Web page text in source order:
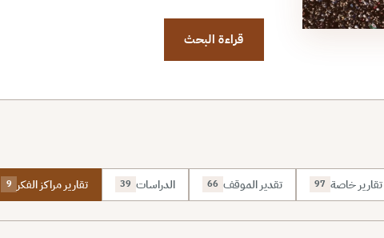
قراءة البحث
تقارير خاصة 97 تقدير الموقف 66 الدراسات 39 تقارير مراكز الفكر 9